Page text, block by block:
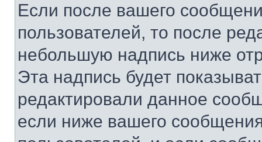
Если после вашего
пользователей, то после
небольшую надпись ниже
Эта надпись будет
редактировали данное
если ниже вашего